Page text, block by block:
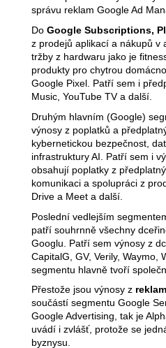
správu reklam Google Ad
Do Google Subscriptions,
z prodejů aplikací a nákupů v
tržby z hardwaru jako je
produkty pro chytrou
Google Pixel. Patří sem i
Music, YouTube TV a další.
Druhým hlavním (Google)
výnosy z poplatků a
kybernetickou bezpečnost,
infrastruktury AI. Patří sem i
obsahují poplatky z
komunikaci a spolupráci z
Drive a Meet a další.
Poslední vedlejším
patří souhrnně všechny
Googlu. Patří sem výnosy z
CapitalG, GV, Verily, Waymo,
segmentu hlavně tvoří
Přestože jsou výnosy z
součástí segmentu Google
Google Advertising, tak je
uvádí i zvlášť, protože se
byznysu.